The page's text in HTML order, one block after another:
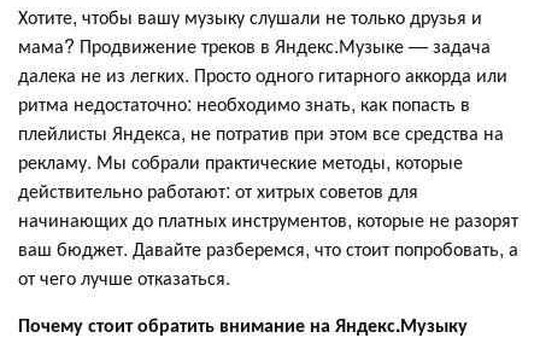
Хотите, чтобы вашу музыку слушали не только друзья и
мама? Продвижение треков в Яндекс.Музыке — задача
далека не из легких. Просто одного гитарного аккорда или
ритма недостаточно: необходимо знать, как попасть в
плейлисты Яндекса, не потратив при этом все средства на
рекламу. Мы собрали практические методы, которые
действительно работают: от хитрых советов для
начинающих до платных инструментов, которые не разорят
ваш бюджет. Давайте разберемся, что стоит попробовать, а
от чего лучше отказаться.
Почему стоит обратить внимание на Яндекс.Музыку